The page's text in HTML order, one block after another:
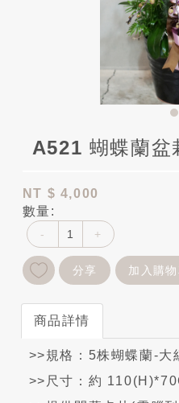
A521 蝴蝶蘭盆
NT $ 4,000
數量:
- +
分享 加入購物
商品詳情
>>規格：5株蝴蝶蘭-大
>>尺寸：約